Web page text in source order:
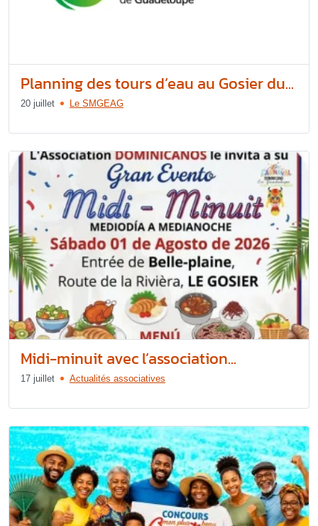
Planning des tours d’eau au Gosier du...
20 juillet Le SMGEAG
Midi-minuit avec l’association...
17 juillet Actualités associatives